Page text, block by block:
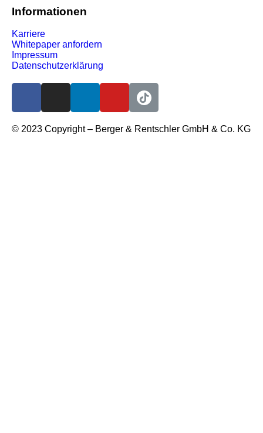
Informationen
Karriere
Whitepaper anfordern
Impressum
Datenschutzerklärung
© 2023 Copyright – Berger & Rentschler GmbH & Co. KG